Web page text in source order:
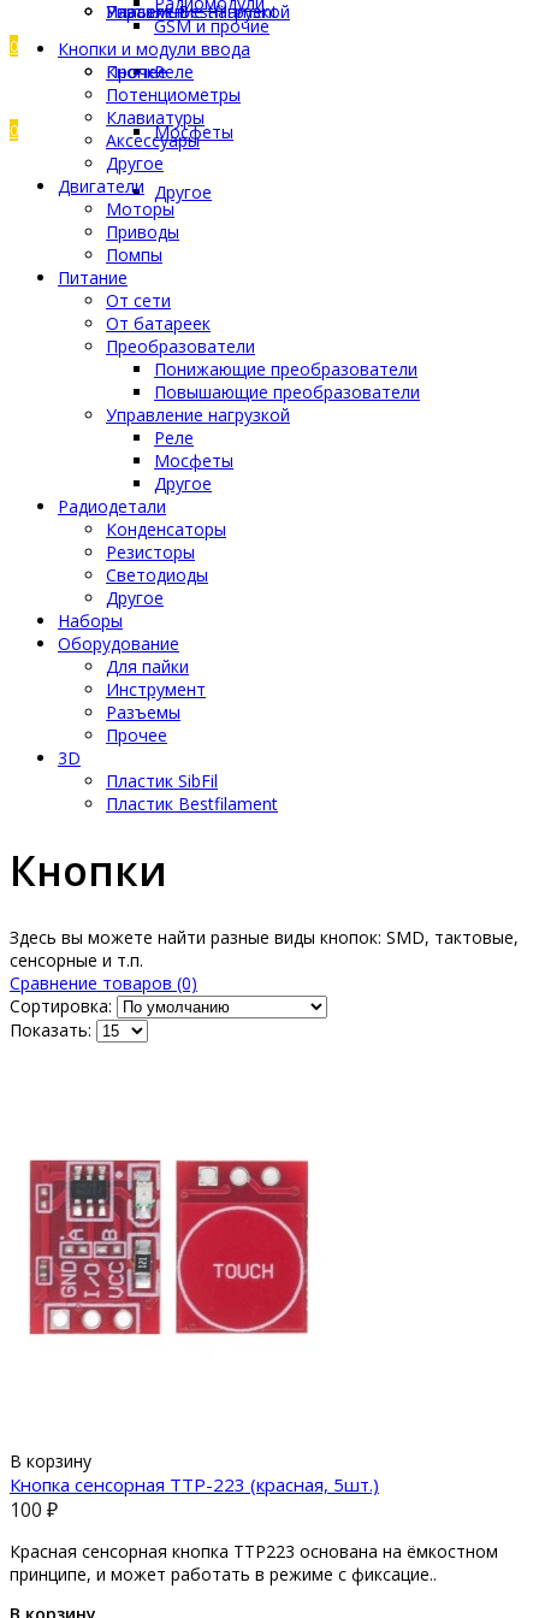
0
0
Управление нагрузкой
Реле
Мосфеты
Другое
Разъемы
Прочее
Пластик Bestfilament
GSM и прочие
Кнопки и модули ввода
Кнопки
Потенциометры
Клавиатуры
Аксессуары
Другое
Двигатели
Моторы
Приводы
Помпы
Питание
От сети
От батареек
Преобразователи
Понижающие преобразователи
Повышающие преобразователи
Управление нагрузкой
Реле
Мосфеты
Другое
Радиодетали
Конденсаторы
Резисторы
Светодиоды
Другое
Наборы
Оборудование
Для пайки
Инструмент
Разъемы
Прочее
3D
Пластик SibFil
Пластик Bestfilament
Кнопки
Здесь вы можете найти разные виды кнопок: SMD, тактовые,
сенсорные и т.п.
Сравнение товаров (0)
Сортировка:
Показать:
В корзину
Кнопка сенсорная TTP-223 (красная, 5шт.)
100 ₽
Красная сенсорная кнопка TTP223 основана на ёмкостном
принципе, и может работать в режиме с фиксацие..
В корзину